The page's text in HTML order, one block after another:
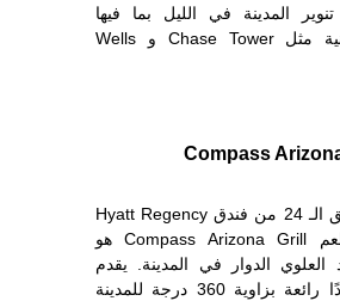
تنوير المدينة في الليل بما فيها
المباني الأيقونية مثل Chase Tower و Wells
يقع على الطابق الـ 24 من فندق Hyatt Regency
Phoenix؛ مطعم Compass Arizona Grill هو
العلوي الدوار في المدينة. يقدم
المطعم مشاهدًا رائعة بزاوية 360 درجة للمدينة